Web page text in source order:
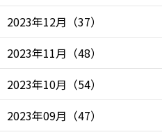
2023年12月 （37）
2023年11月 （48）
2023年10月 （54）
2023年09月 （47）